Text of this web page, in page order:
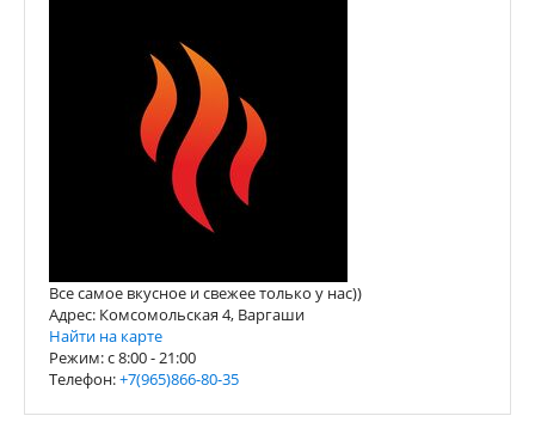
Все самое вкусное и свежее только у нас))
Адрес: Комсомольская 4, Варгаши
Найти на карте
Режим: c 8:00 - 21:00
Телефон:+7(965)866-80-35